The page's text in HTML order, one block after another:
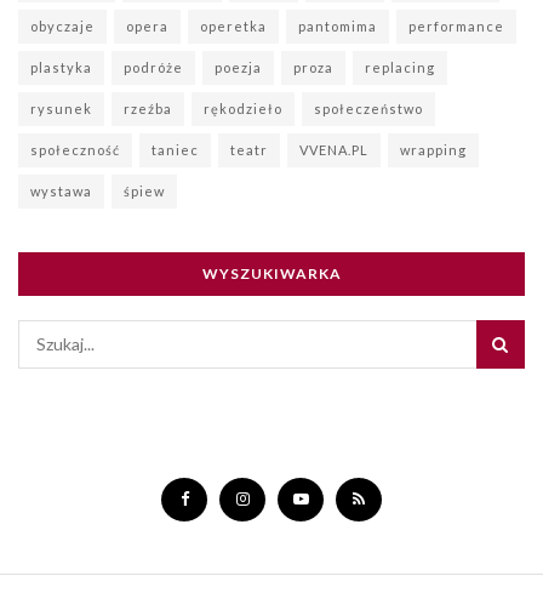
obyczaje opera operetka pantomima performance
plastyka podróże poezja proza replacing
rysunek rzeźba rękodzieło społeczeństwo
społeczność taniec teatr VVENA.PL wrapping
wystawa śpiew
WYSZUKIWARKA